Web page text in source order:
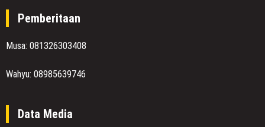
Pemberitaan
Musa: 081326303408
Wahyu: 08985639746
Data Media